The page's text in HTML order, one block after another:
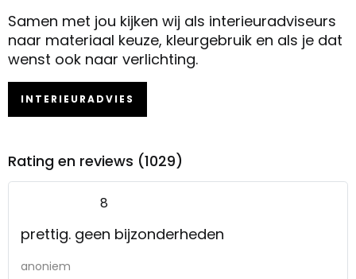
Samen met jou kijken wij als interieuradviseurs
naar materiaal keuze, kleurgebruik en als je dat
wenst ook naar verlichting.
INTERIEURADVIES
Rating en reviews (1029)
8
prettig. geen bijzonderheden
anoniem